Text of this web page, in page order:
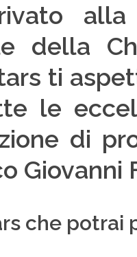
alla
della
ti
le
di
Giovanni
che potrai